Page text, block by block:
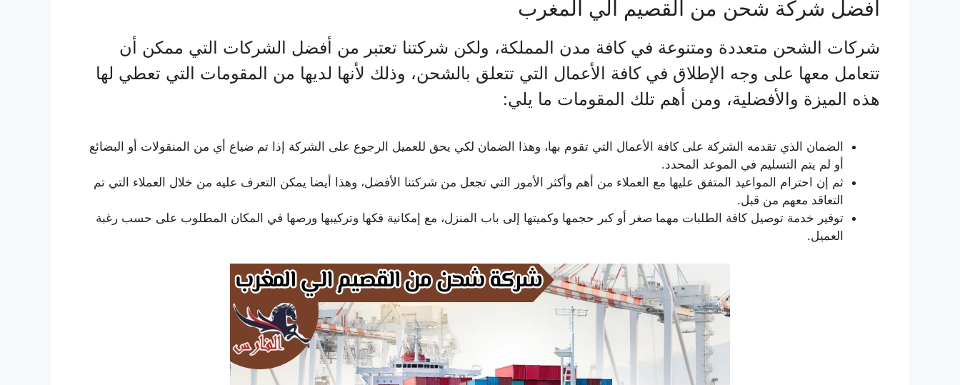
أفضل شركة شحن من القصيم الي المغرب
شركات الشحن متعددة ومتنوعة في كافة مدن المملكة، ولكن شركتنا تعتبر من أفضل الشركات التي ممكن أن
تتعامل معها على وجه الإطلاق في كافة الأعمال التي تتعلق بالشحن، وذلك لأنها لديها من المقومات التي تعطي لها
هذه الميزة والأفضلية، ومن أهم تلك المقومات ما يلي:
الضمان الذي تقدمه الشركة على كافة الأعمال التي تقوم بها، وهذا الضمان لكي يحق للعميل الرجوع على الشركة إذا تم ضياع أي من المنقولات أو البضائع
أو لم يتم التسليم في الموعد المحدد.
ثم إن احترام المواعيد المتفق عليها مع العملاء من أهم وأكثر الأمور التي تجعل من شركتنا الأفضل، وهذا أيضا يمكن التعرف عليه من خلال العملاء التي تم
التعاقد معهم من قبل.
توفير خدمة توصيل كافة الطلبات مهما صغر أو كبر حجمها وكميتها إلى باب المنزل، مع إمكانية فكها وتركيبها ورصها في المكان المطلوب على حسب رغبة
العميل.